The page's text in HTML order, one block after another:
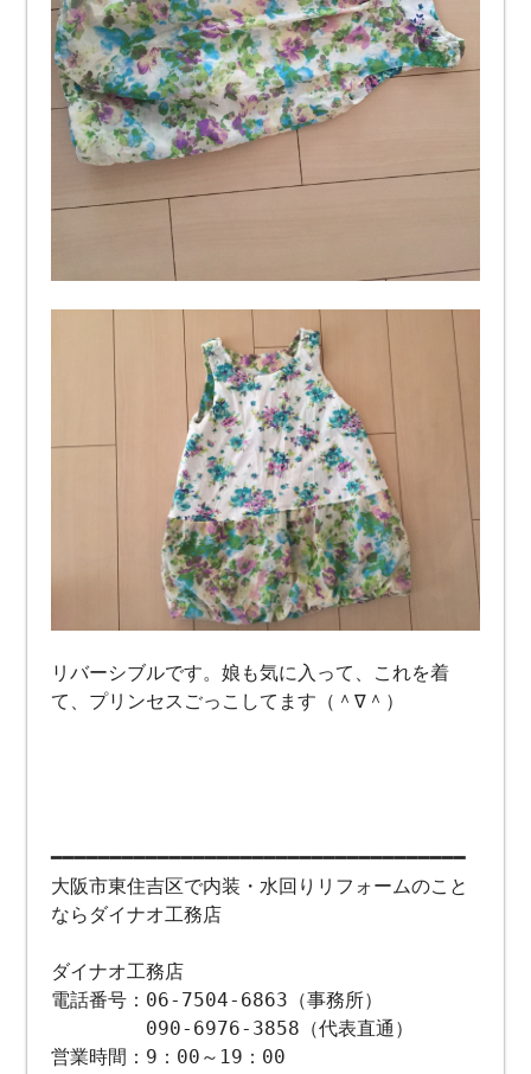
リバーシブルです。娘も気に入って、これを着
て、プリンセスごっこしてます（＾∇＾）
━━━━━━━━━━━━━━━━━━━━━━━━━━━━━━━━━━━
大阪市東住吉区で内装・水回りリフォームのこと
ならダイナオ工務店
ダイナオ工務店
電話番号：06-7504-6863（事務所）
090-6976-3858（代表直通）
営業時間：9：00～19：00